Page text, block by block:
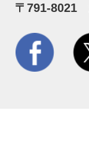
〒791-8021